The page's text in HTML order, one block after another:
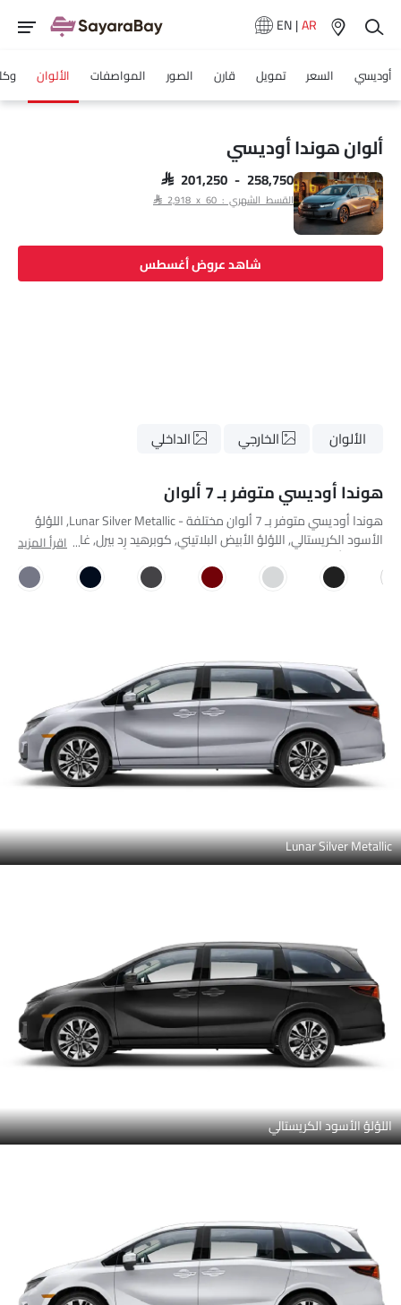
EN|AR
أوديسي السعر تمويل قارن الصور المواصفات الألوان
ألوان هوندا أوديسي
SAR 201,250 - 258,750
القسط الشهري : SAR 2,918 x 60
شاهد عروض أغسطس
الألوان الخارجي الداخلي
هوندا أوديسي متوفر بـ 7 ألوان
هوندا أوديسي متوفر بـ 7 ألوان مختلفة - Lunar Silver Metallic, اللؤلؤ
الأسود الكريستالي, اللؤلؤ الأبيض البلاتيني, كوبرهيد رِد بيرل, غانميتاليك
ميتاليك, أوبسيديان بلو بيرل, سونيك غراي بيرل.
اقرأ المزيد
Lunar Silver Metallic
اللؤلؤ الأسود الكريستالي